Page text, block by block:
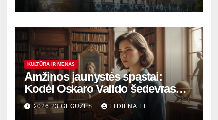
KULTŪRA IR MENAS
Amžinos jaunystės spąstai:
Kodėl Oskaro Vaildo šedevras
šiandien aktualesnis nei bet
kada?
2026 23 GEGUŽĖS LTDIENA.LT